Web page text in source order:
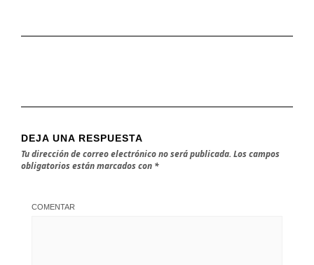
DEJA UNA RESPUESTA
Tu dirección de correo electrónico no será publicada. Los campos
obligatorios están marcados con *
COMENTAR